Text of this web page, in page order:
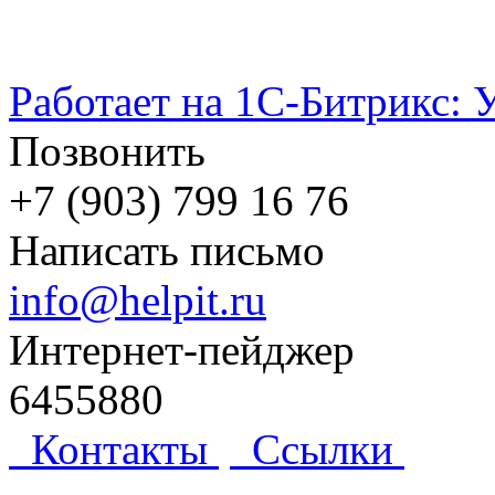
Работает на 1С-Битрикс:
Позвонить
+7 (903) 799 16 76
Написать письмо
info@helpit.ru
Интернет-пейджер
6455880
Контакты
Ссылки